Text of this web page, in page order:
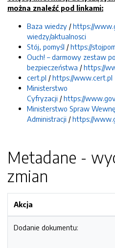
można znaleźć pod linkami:
Baza wiedzy /https://
wiedzy/aktualnosci
Stój, pomyśl /https://
Ouch! – darmowy zestaw
bezpieczeństwa /https://
cert.pl /https://www.cert.pl
Ministerstwo
Cyfryzacji /https://
Ministerstwo Spraw
Administracji /https://
Metadane -
zmian
Akcja
Dodanie dokumentu: